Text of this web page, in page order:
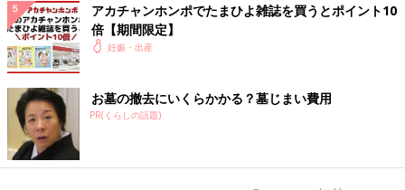
アカチャンホンポでたまひよ雑誌を買うとポイント10
倍【期間限定】
妊娠・出産
お墓の撤去にいくらかかる？墓じまい費用
PR(くらしの話題)